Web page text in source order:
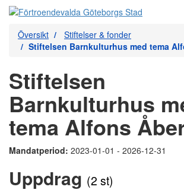
Översikt
Stiftelser & fonder
Stiftelsen Barnkulturhus med tema
Stiftelsen
Barnkulturhus
tema Alfons
Mandatperiod: 2023-01-01 - 2026-12-31
Uppdrag (2 st)